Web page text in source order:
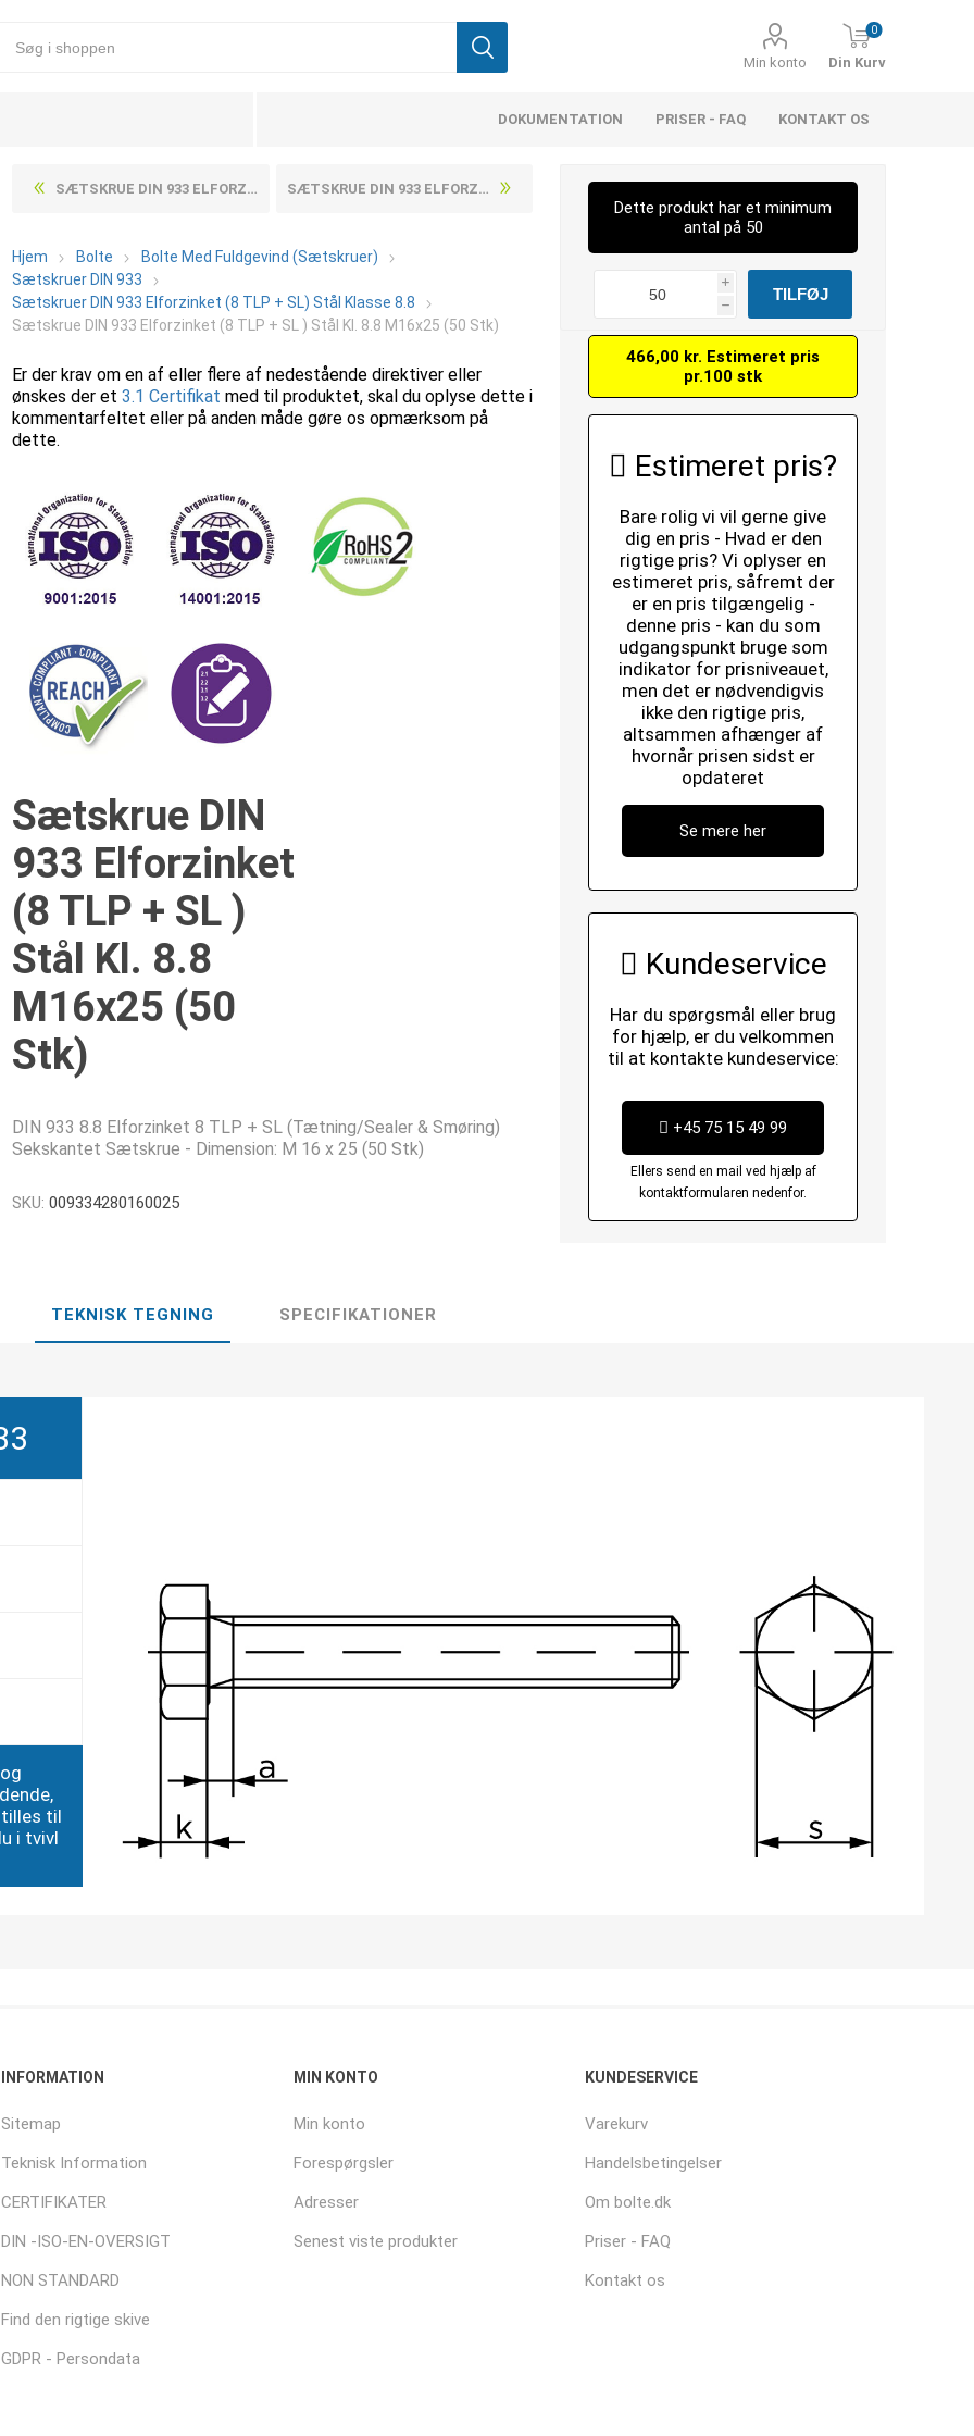
Min konto
0
Din Kurv
DOKUMENTATION PRISER - FAQ KONTAKT OS
SÆTSKRUE DIN 933 ELFORZINKET (8 TLP + SL ) STÅL KL. 8.8 M16X200 (25 STK) SÆTSKRUE DIN 933 ELFORZINKET (8 TLP + SL ) STÅL KL. 8.8 M16X30 (50 STK)
Hjem Bolte
Bolte Med Fuldgevind (Sætskruer)
Sætskruer DIN 933
Sætskruer DIN 933 Elforzinket (8 TLP + SL) Stål Klasse 8.8
Sætskrue DIN 933 Elforzinket (8 TLP + SL ) Stål Kl. 8.8 M16x25 (50 Stk)
Er der krav om en af eller flere af nedestående direktiver eller
ønskes der et3.1 Certifikat med til produktet, skal du oplyse dette i
kommentarfeltet eller på anden måde gøre os opmærksom på
dette.
Sætskrue DIN
933 Elforzinket
(8 TLP + SL )
Stål Kl. 8.8
M16x25 (50
Stk)
DIN 933 8.8 Elforzinket 8 TLP + SL (Tætning/Sealer & Smøring)
Sekskantet Sætskrue - Dimension: M 16 x 25 (50 Stk)
SKU: 009334280160025
Dette produkt har et minimum
antal på 50
i
h
466,00 kr. Estimeret pris
pr.100 stk
Estimeret pris?
Bare rolig vi vil gerne give
dig en pris - Hvad er den
rigtige pris? Vi oplyser en
estimeret pris, såfremt der
er en pris tilgængelig -
denne pris - kan du som
udgangspunkt bruge som
indikator for prisniveauet,
men det er nødvendigvis
ikke den rigtige pris,
altsammen afhænger af
hvornår prisen sidst er
opdateret
Se mere her
Kundeservice
Har du spørgsmål eller brug
for hjælp, er du velkommen
til at kontakte kundeservice:
+45 75 15 49 99
Ellers send en mail ved hjælp af
kontaktformularen nedenfor.
TEKNISK TEGNING SPECIFIKATIONER
til
i tvivl
INFORMATION
Sitemap
Teknisk Information
CERTIFIKATER
DIN -ISO-EN-OVERSIGT
NON STANDARD
Find den rigtige skive
GDPR - Persondata
MIN KONTO
Min konto
Forespørgsler
Adresser
Senest viste produkter
KUNDESERVICE
Varekurv
Handelsbetingelser
Om bolte.dk
Priser - FAQ
Kontakt os